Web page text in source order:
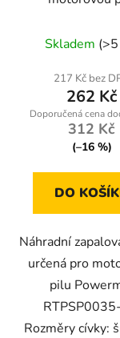
Skladem
217 Kč bez
262 Kč
312 Kč
(–16 %)
DO
Náhradní
určená pro
pilu
Rozměry cívky: